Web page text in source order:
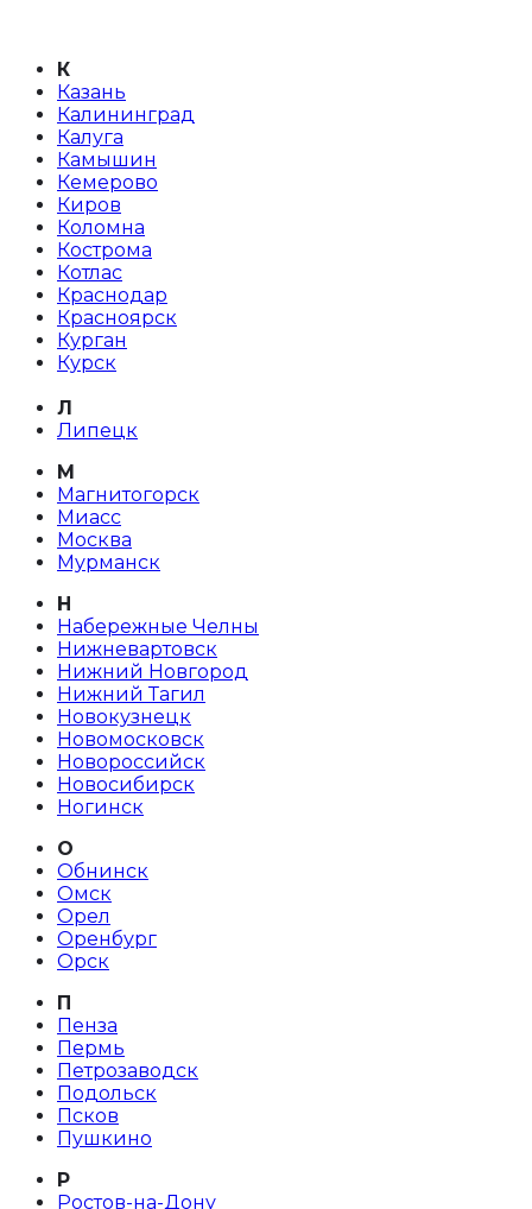
К
Казань
Калининград
Калуга
Камышин
Кемерово
Киров
Коломна
Кострома
Котлас
Краснодар
Красноярск
Курган
Курск
Л
Липецк
М
Магнитогорск
Миасс
Москва
Мурманск
Н
Набережные Челны
Нижневартовск
Нижний Новгород
Нижний Тагил
Новокузнецк
Новомосковск
Новороссийск
Новосибирск
Ногинск
О
Обнинск
Омск
Орел
Оренбург
Орск
П
Пенза
Пермь
Петрозаводск
Подольск
Псков
Пушкино
Р
Ростов-на-Дону